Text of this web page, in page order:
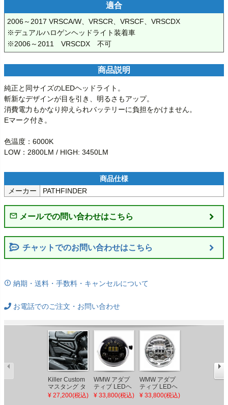
適合
2006～2017 VRSCA/W、VRSCR、VRSCF、VRSCDX
※デュアルハロゲンヘッドライト装着車
※2006～2011　VRSCDX　不可
商品説明
純正と同サイズのLEDヘッドライト。
斬新なデザインが目を引き、明るさもアップ。
消費電力もかなり抑えられバッテリーに負担をかけません。
Eマーク付き。
色温度：6000K
LOW：2800LM / HIGH: 3450LM
メーカー PATHFINDER
チャットでのお問い合わせはこちら
納期・送料・手数料・キャンセルについて
お電話でのご注文・お問い合わせ
Killer Custom
マスタング タ
ンクフレーム
¥ 27,200(税込)
WMW アダプ
ティブ LEDヘ
ッドライト
¥ 33,800(税込)
WMW アダプ
ティブ LEDヘ
ッドライト
¥ 33,800(税込)
HogWorkz V-